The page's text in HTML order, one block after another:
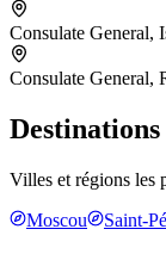
Consulate General,
Consulate General,
Villes et régions les
Moscou
Saint-